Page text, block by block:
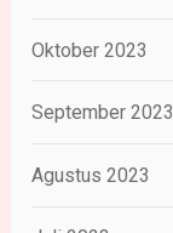
Oktober 2023
September 2023
Agustus 2023